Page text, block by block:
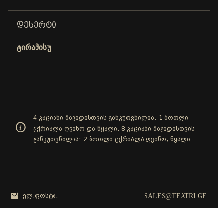
ᲓᲔᲡᲔᲠᲢᲘ
ტირამისუ
4 კაციანი მაგიდისთვის განკუთვნილია: 1 ბოთლი
ცქრიალა ღვინო და წყალი. 8 კაციანი მაგიდისთვის
განკუთვნილია: 2 ბოთლი ცქრიალა ღვინო, წყალი
ელ.ფოსტა: SALES@TEATRI.GE